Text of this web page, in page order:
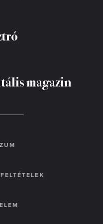
magazin